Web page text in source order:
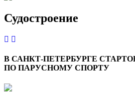
Судостроение
В САНКТ-ПЕТЕРБУРГЕ
ПО ПАРУСНОМУ СПОРТУ